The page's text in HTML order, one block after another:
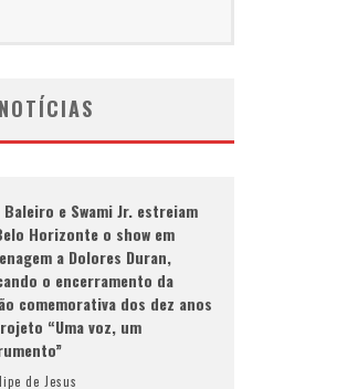
Baleiro e Swami Jr. estreiam
Horizonte o show em
a Dolores Duran,
o encerramento da
comemorativa dos dez anos
“Uma voz, um
de Jesus